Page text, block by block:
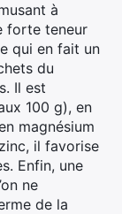
à
forte teneur
qui en fait un
du
Il est
100 g), en
magnésium
il favorise
Enfin, une
ne
de la